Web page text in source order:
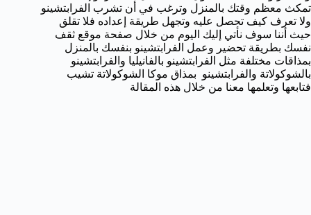
تمكث معظم وقتك بالمنزل وترغب في أن تشرب الفرابتشينو
ولا تعرف كيف تحصل عليه وتجهل طريقة إعداده فلا تقلق
حيث أننا سوف نأتي إليك اليوم من خلال صفحة موقع ثقف
نفسك بطريقة تحضير وعمل الفرابتشينو بنفسك بالمنزل
بمذاقات مختلفة مثل الفرابتشينو بالفانيليا والفرابتشينو
بالشوكولاتة والفرابتشينو بمذاق موكا الشوكولاتة تشيب
فتابعها وتعلمها معنا من خلال هذه المقالة